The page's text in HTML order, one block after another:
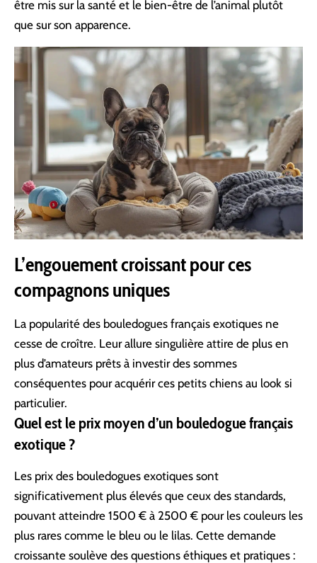
être mis sur la santé et le bien-être de l’animal plutôt
que sur son apparence.
L’engouement croissant pour ces
compagnons uniques
La popularité des bouledogues français exotiques ne
cesse de croître. Leur allure singulière attire de plus en
plus d’amateurs prêts à investir des sommes
conséquentes pour acquérir ces petits chiens au look si
particulier.
Quel est le prix moyen d’un bouledogue français
exotique ?
Les prix des bouledogues exotiques sont
significativement plus élevés que ceux des standards,
pouvant atteindre 1500 € à 2500 € pour les couleurs les
plus rares comme le bleu ou le lilas. Cette demande
croissante soulève des questions éthiques et pratiques :